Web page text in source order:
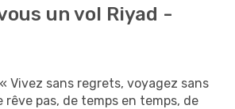
un vol Riyad -
Vivez sans regrets, voyagez sans
rêve pas, de temps en temps, de